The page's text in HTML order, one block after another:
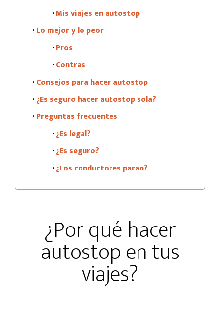
·Mis viajes en autostop
·Lo mejor y lo peor
·Pros
·Contras
·Consejos para hacer autostop
·¿Es seguro hacer autostop sola?
·Preguntas frecuentes
·¿Es legal?
·¿Es seguro?
·¿Los conductores paran?
¿Por qué hacer
autostop en tus
viajes?